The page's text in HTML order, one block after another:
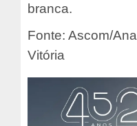
branca.
Fonte: Ascom/Ana
Vitória